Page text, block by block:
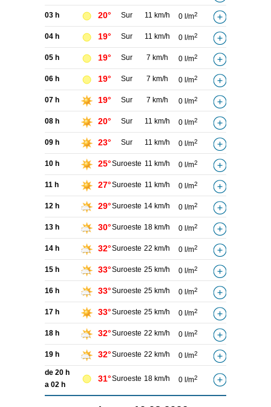
03 h 20° Sur 11 km/h 0 l/m2
04 h 19° Sur 11 km/h 0 l/m2
05 h 19° Sur 7 km/h 0 l/m2
06 h 19° Sur 7 km/h 0 l/m2
07 h 19° Sur 7 km/h 0 l/m2
08 h 20° Sur 11 km/h 0 l/m2
09 h 23° Sur 11 km/h 0 l/m2
10 h 25°Suroeste 11 km/h 0 l/m2
11 h 27°Suroeste 11 km/h 0 l/m2
12 h 29°Suroeste 14 km/h 0 l/m2
13 h 30°Suroeste 18 km/h 0 l/m2
14 h 32°Suroeste 22 km/h 0 l/m2
15 h 33°Suroeste 25 km/h 0 l/m2
16 h 33°Suroeste 25 km/h 0 l/m2
17 h 33°Suroeste 25 km/h 0 l/m2
18 h 32°Suroeste 22 km/h 0 l/m2
19 h 32°Suroeste 22 km/h 0 l/m2
de 20 h
a 02 h
31°Suroeste 18 km/h 0 l/m2